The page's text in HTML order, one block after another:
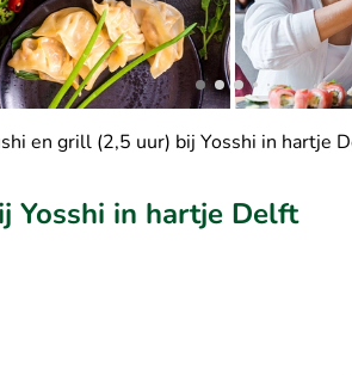
en grill (2,5 uur) bij Yosshi in hartje
Yosshi in hartje Delft